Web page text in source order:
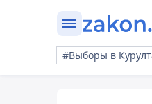
#Выборы в